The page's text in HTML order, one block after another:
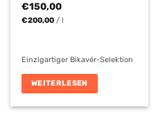
€150,00
€200,00 /l
Einzigartiger Bikavér-Selektion
WEITERLESEN